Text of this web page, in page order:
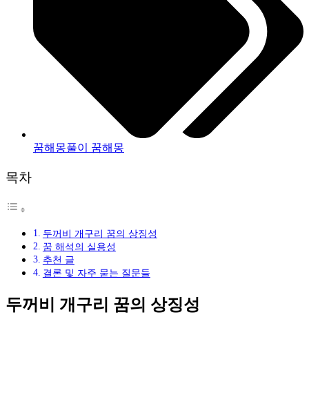
꿈해몽풀이 꿈해몽
목차
두꺼비 개구리 꿈의 상징성
꿈 해석의 실용성
추천 글
결론 및 자주 묻는 질문들
두꺼비 개구리 꿈의 상징성